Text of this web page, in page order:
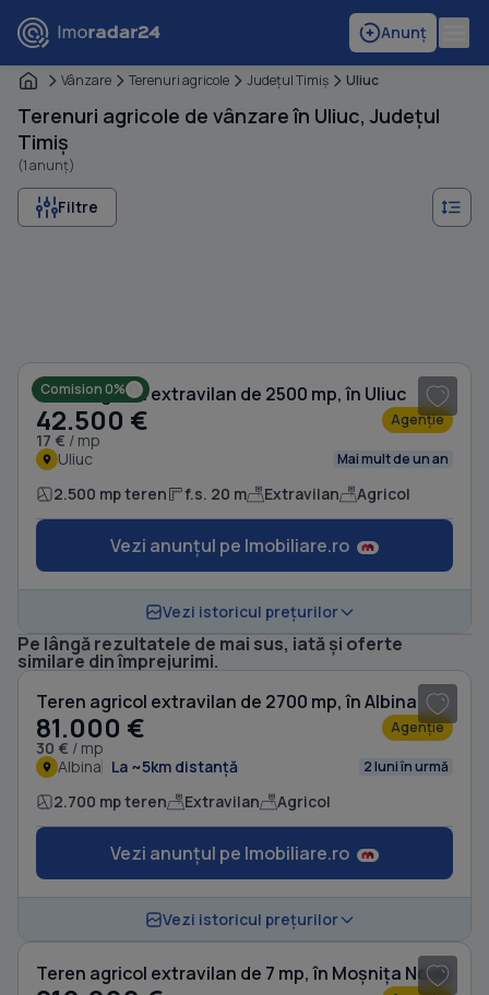
Anunț
Vânzare Terenuri agricole Judeţul Timiş Uliuc
Terenuri agricole de vânzare în Uliuc, Județul
Timiș
(1 anunț)
Filtre
Comision 0%
Teren agricol extravilan de 2500 mp, în Uliuc
42.500 €
17 € / mp
Agenție
Uliuc Mai mult de un an
2.500 mp teren f.s. 20 m Extravilan Agricol
Vezi anunțul pe Imobiliare.ro
Vezi istoricul prețurilor
Pe lângă rezultatele de mai sus, iată și oferte
similare din împrejurimi.
Teren agricol extravilan de 2700 mp, în Albina
81.000 €
30 € / mp
Agenție
Albina La ~5km distanță 2 luni în urmă
2.700 mp teren Extravilan Agricol
Vezi anunțul pe Imobiliare.ro
Vezi istoricul prețurilor
Teren agricol extravilan de 7 mp, în Moșnița Nouă